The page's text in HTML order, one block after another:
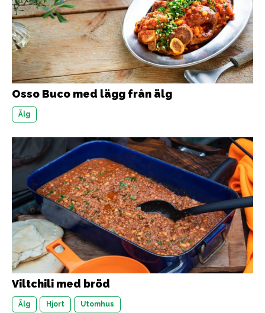
Osso Buco med lägg från älg
Älg
Viltchili med bröd
Älg Hjort Utomhus